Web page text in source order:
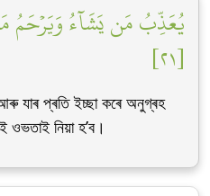
يُعَذِّبُ مَن يَشَآءُ وَيَرۡحَمُ
[٢١]
যাৰ প্ৰতি ইচ্ছা কৰে অনুগ্ৰহ
নিয়া হ’ব।